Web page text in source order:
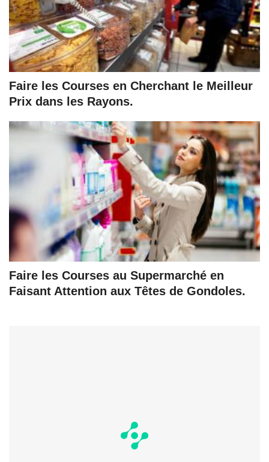
Faire les Courses en Cherchant le Meilleur
Prix dans les Rayons.
Faire les Courses au Supermarché en
Faisant Attention aux Têtes de Gondoles.